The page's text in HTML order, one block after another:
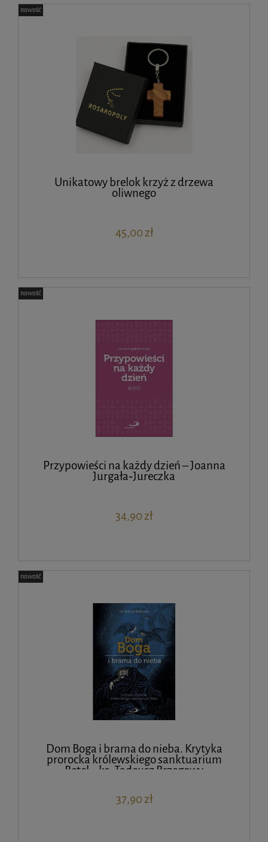
Unikatowy brelok krzyż z drzewa
oliwnego
45,00 zł
nowość
Przypowieści na każdy dzień – Joanna
Jurgała‑Jureczka
34,90 zł
nowość
Dom Boga i brama do nieba. Krytyka
prorocka królewskiego sanktuarium
Betel – ks. Tadeusz Brzegowy
37,90 zł
nowość